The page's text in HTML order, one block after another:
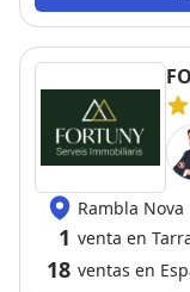
asegurarse de
Gracias a su
experiencia fue
lo que
su trabajo y sin
1 venta en
18 ventas en